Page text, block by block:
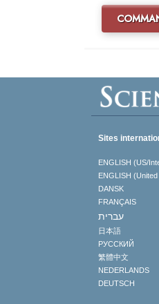
Sites
ENGLISH (US/
ENGLISH (United
DANSK
FRANÇAIS
עברית
日本語
РУССКИЙ
繁體中文
NEDERLANDS
DEUTSCH